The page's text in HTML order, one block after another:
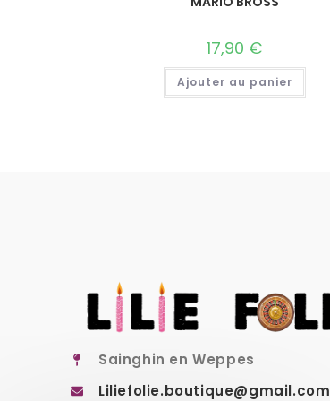
17,90 €
Ajouter au panier
Sainghin en Weppes
Liliefolie.boutique@gmail.com